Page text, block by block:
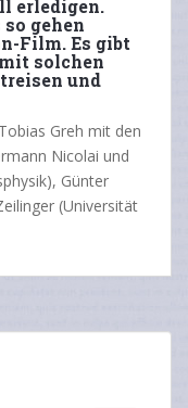
erledigen.
gehen
Film. Es gibt
solchen
und
Greh mit den
Nicolai und
Günter
(Universität